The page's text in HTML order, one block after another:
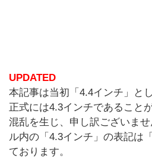
UPDATED
本記事は当初「4.4インチ」と
正式には4.3インチであること
混乱を生じ、申し訳ございま
ル内の「4.3インチ」の表記は
ております。